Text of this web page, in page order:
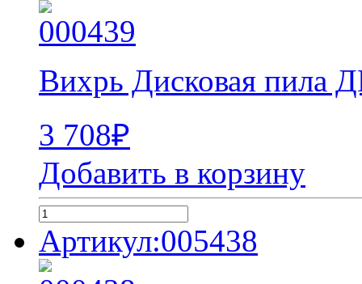
Вихрь Дисковая пила
3 708₽
Добавить в корзину
Артикул:005438